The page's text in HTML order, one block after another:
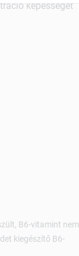
képességét
B6-vitamint nem
kiegészítő B6-